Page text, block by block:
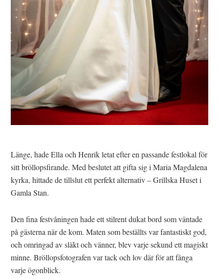
Länge, hade Ella och Henrik letat efter en passande festlokal för
sitt bröllopsfirande. Med beslutet att gifta sig i Maria Magdalena
kyrka, hittade de tillslut ett perfekt alternativ – Grillska Huset i
Gamla Stan.
Den fina festvåningen hade ett stilrent dukat bord som väntade
på gästerna när de kom. Maten som beställts var fantastiskt god,
och omringad av släkt och vänner, blev varje sekund ett magiskt
minne. Bröllopsfotografen var tack och lov där för att fånga
varje ögonblick.